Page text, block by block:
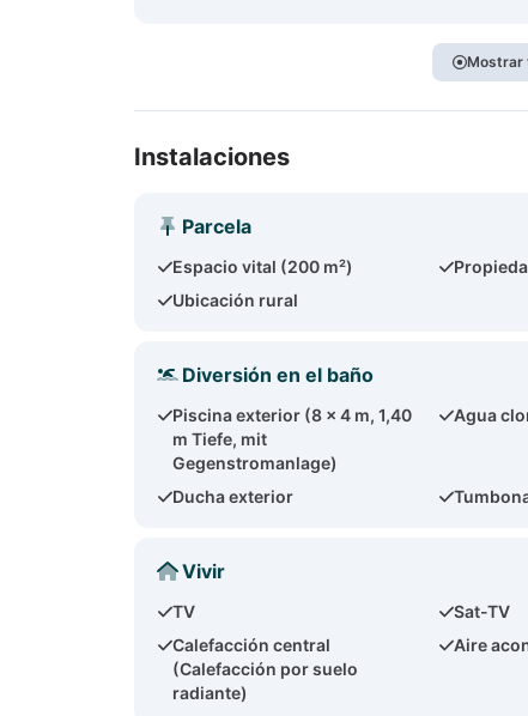
Mostrar
Instalaciones
Parcela
Espacio vital (200 m²)
Ubicación rural
Diversión en el baño
Piscina exterior (8 x 4 m, 1,40
m Tiefe, mit
Gegenstromanlage)
Agua
Ducha exterior
Vivir
TV Sat-TV
Calefacción central
(Calefacción por suelo
radiante)
Aire